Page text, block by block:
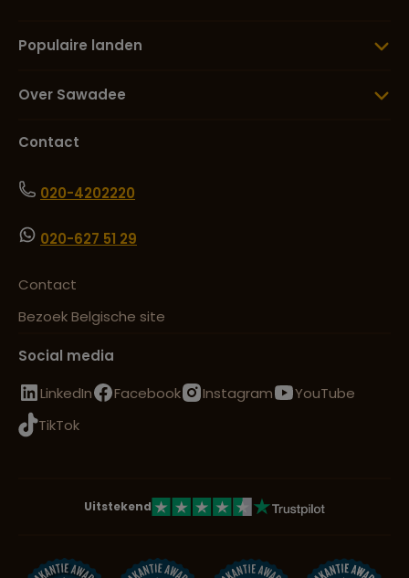
Populaire landen
Over Sawadee
Contact
020-4202220
020-627 51 29
Contact
Bezoek Belgische site
Social media
LinkedIn
Facebook Instagram
YouTube
TikTok
Uitstekend